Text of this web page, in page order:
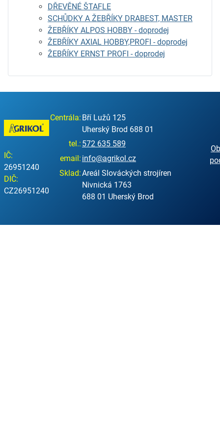
DŘEVĚNÉ ŠTAFLE
SCHŮDKY A ŽEBŘÍKY DRABEST, MASTER
ŽEBŘÍKY ALPOS HOBBY - doprodej
ŽEBŘÍKY AXIAL HOBBY,PROFI - doprodej
ŽEBŘÍKY ERNST PROFI - doprodej
IČ:
26951240
DIČ:
CZ26951240
Centrála: Bří Lužů 125
Uherský Brod 688 01
tel.: 572 635 589
email: info@agrikol.cz
Sklad:Areál Slováckých strojíren
Nivnická 1763
688 01 Uherský Brod